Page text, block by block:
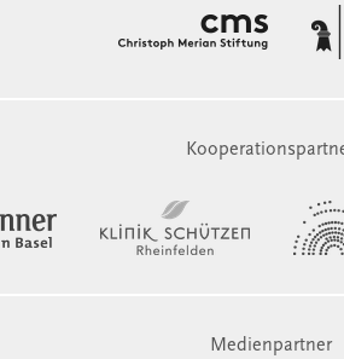
Medienpartner